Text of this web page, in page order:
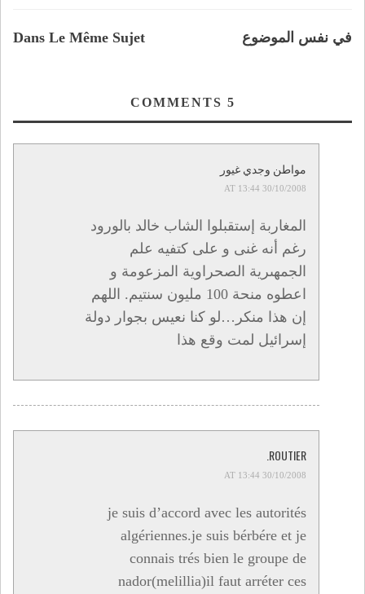
Dans Le Même Sujet في نفس الموضوع
5
مواطن وجدي غيور
30/10/2008 AT 13:44
المغاربة إستقبلوا الشاب خالد بالورود
رغم أنه غنى و على كتفيه علم
الجمهىرية الصحراوية المزعومة و
اعطوه منحة 100 مليون سنتيم. اللهم
إن هذا منكر…لو كنا نعيس بجوار دولة
إسرائيل لمت وقع هذا
ROUTIER.
30/10/2008 AT 13:44
je suis d’accord avec les autorités
algériennes.je suis bérbére et je
connais trés bien le groupe de
nador(melillia)il faut arréter ces